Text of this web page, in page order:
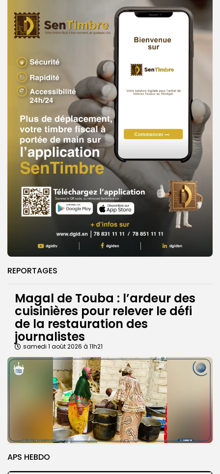
REPORTAGES
Magal de Touba : l’ardeur des
cuisinières pour relever le défi
de la restauration des
journalistes
samedi 1 août 2026 à 11h21
APS HEBDO